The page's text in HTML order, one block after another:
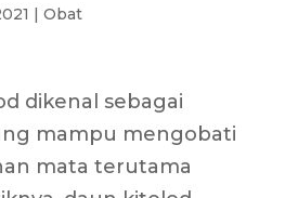
| Obat
dikenal sebagai
mampu mengobati
mata terutama